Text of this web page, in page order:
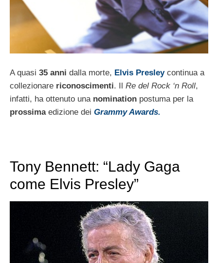
A quasi 35 anni dalla morte, Elvis Presleycontinua a
collezionare riconoscimenti. Il Re del Rock ‘n Roll,
infatti, ha ottenuto una nomination postuma per la
prossimaedizione dei Grammy Awards.
Tony Bennett: “Lady Gaga
come Elvis Presley”